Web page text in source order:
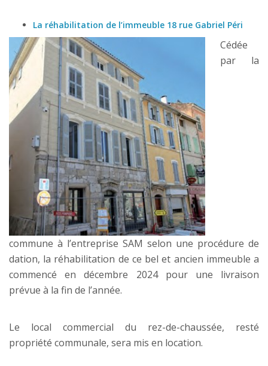
La réhabilitation de l’immeuble 18 rue Gabriel Péri
Cédée
par la
commune à l’entreprise SAM selon une procédure de
dation, la réhabilitation de ce bel et ancien immeuble a
commencé en décembre 2024 pour une livraison
prévue à la fin de l’année.
Le local commercial du rez-de-chaussée, resté
propriété communale, sera mis en location.